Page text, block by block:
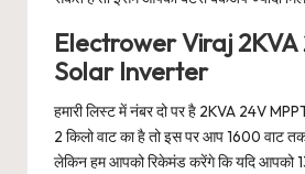
Electrower Viraj 2KVA
Solar Inverter
हमारी लिस्ट में नंबर दो पर है 2KVA 24V
2 किलो वाट का है तो इस पर आप 1600 वाट
लेकिन हम आपको रिकेमंड करेंगे कि यदि आपको